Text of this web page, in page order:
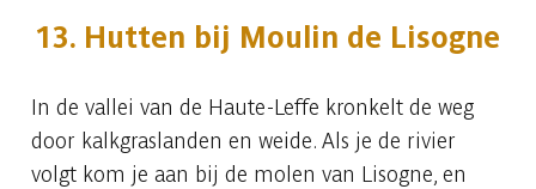
13. Hutten bij Moulin de Lisogne
In de vallei van de Haute-Leffe kronkelt de weg
door kalkgraslanden en weide. Als je de rivier
volgt kom je aan bij de molen van Lisogne, en